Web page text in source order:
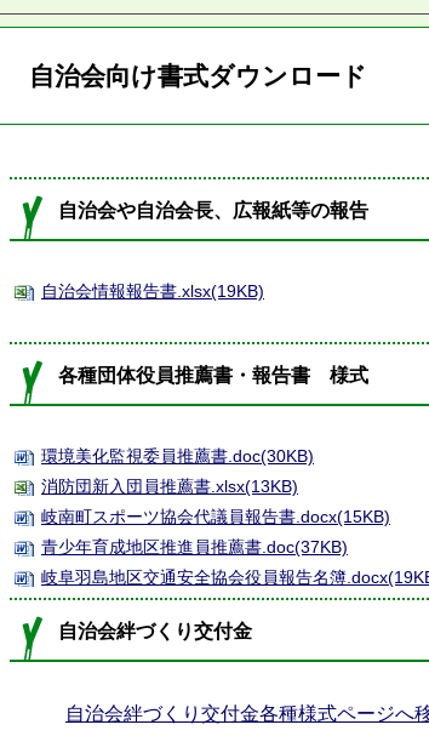
自治会向け書式ダウンロード
自治会や自治会長、広報紙等の報告
自治会情報報告書.xlsx(19KB)
各種団体役員推薦書・報告書 様式
環境美化監視委員推薦書.doc(30KB)
消防団新入団員推薦書.xlsx(13KB)
岐南町スポーツ協会代議員報告書.docx(15KB)
青少年育成地区推進員推薦書.doc(37KB)
岐阜羽島地区交通安全協会役員報告名簿
自治会絆づくり交付金
自治会絆づくり交付金各種様式ページへ